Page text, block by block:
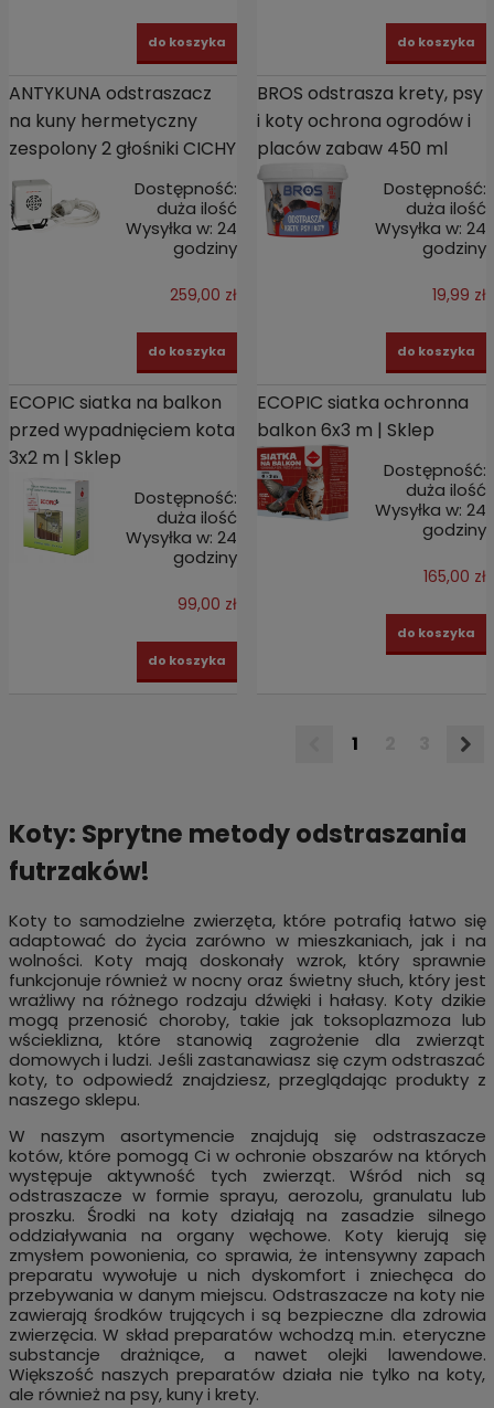
do koszyka do koszyka
ANTYKUNA odstraszacz
na kuny hermetyczny
zespolony 2 głośniki CICHY
Dostępność:
duża ilość
Wysyłka w: 24
godziny
259,00 zł
do koszyka
BROS odstrasza krety, psy
i koty ochrona ogrodów i
placów zabaw 450 ml
Dostępność:
duża ilość
Wysyłka w: 24
godziny
19,99 zł
do koszyka
ECOPIC siatka na balkon
przed wypadnięciem kota
3x2 m | Sklep
Dostępność:
duża ilość
Wysyłka w: 24
godziny
99,00 zł
do koszyka
ECOPIC siatka ochronna
balkon 6x3 m | Sklep
Dostępność:
duża ilość
Wysyłka w: 24
godziny
165,00 zł
do koszyka
1
Koty: Sprytne metody odstraszania
futrzaków!
Koty to samodzielne zwierzęta, które potrafią łatwo się
adaptować do życia zarówno w mieszkaniach, jak i na
wolności. Koty mają doskonały wzrok, który sprawnie
funkcjonuje również w nocny oraz świetny słuch, który jest
wrażliwy na różnego rodzaju dźwięki i hałasy. Koty dzikie
mogą przenosić choroby, takie jak toksoplazmoza lub
wścieklizna, które stanowią zagrożenie dla zwierząt
domowych i ludzi. Jeśli zastanawiasz się czym odstraszać
koty, to odpowiedź znajdziesz, przeglądając produkty z
naszego sklepu.
W naszym asortymencie znajdują się odstraszacze
kotów, które pomogą Ci w ochronie obszarów na których
występuje aktywność tych zwierząt. Wśród nich są
odstraszacze w formie sprayu, aerozolu, granulatu lub
proszku. Środki na koty działają na zasadzie silnego
oddziaływania na organy węchowe. Koty kierują się
zmysłem powonienia, co sprawia, że intensywny zapach
preparatu wywołuje u nich dyskomfort i zniechęca do
przebywania w danym miejscu. Odstraszacze na koty nie
zawierają środków trujących i są bezpieczne dla zdrowia
zwierzęcia. W skład preparatów wchodzą m.in. eteryczne
substancje drażniące, a nawet olejki lawendowe.
Większość naszych preparatów działa nie tylko na koty,
ale również na psy, kuny i krety.